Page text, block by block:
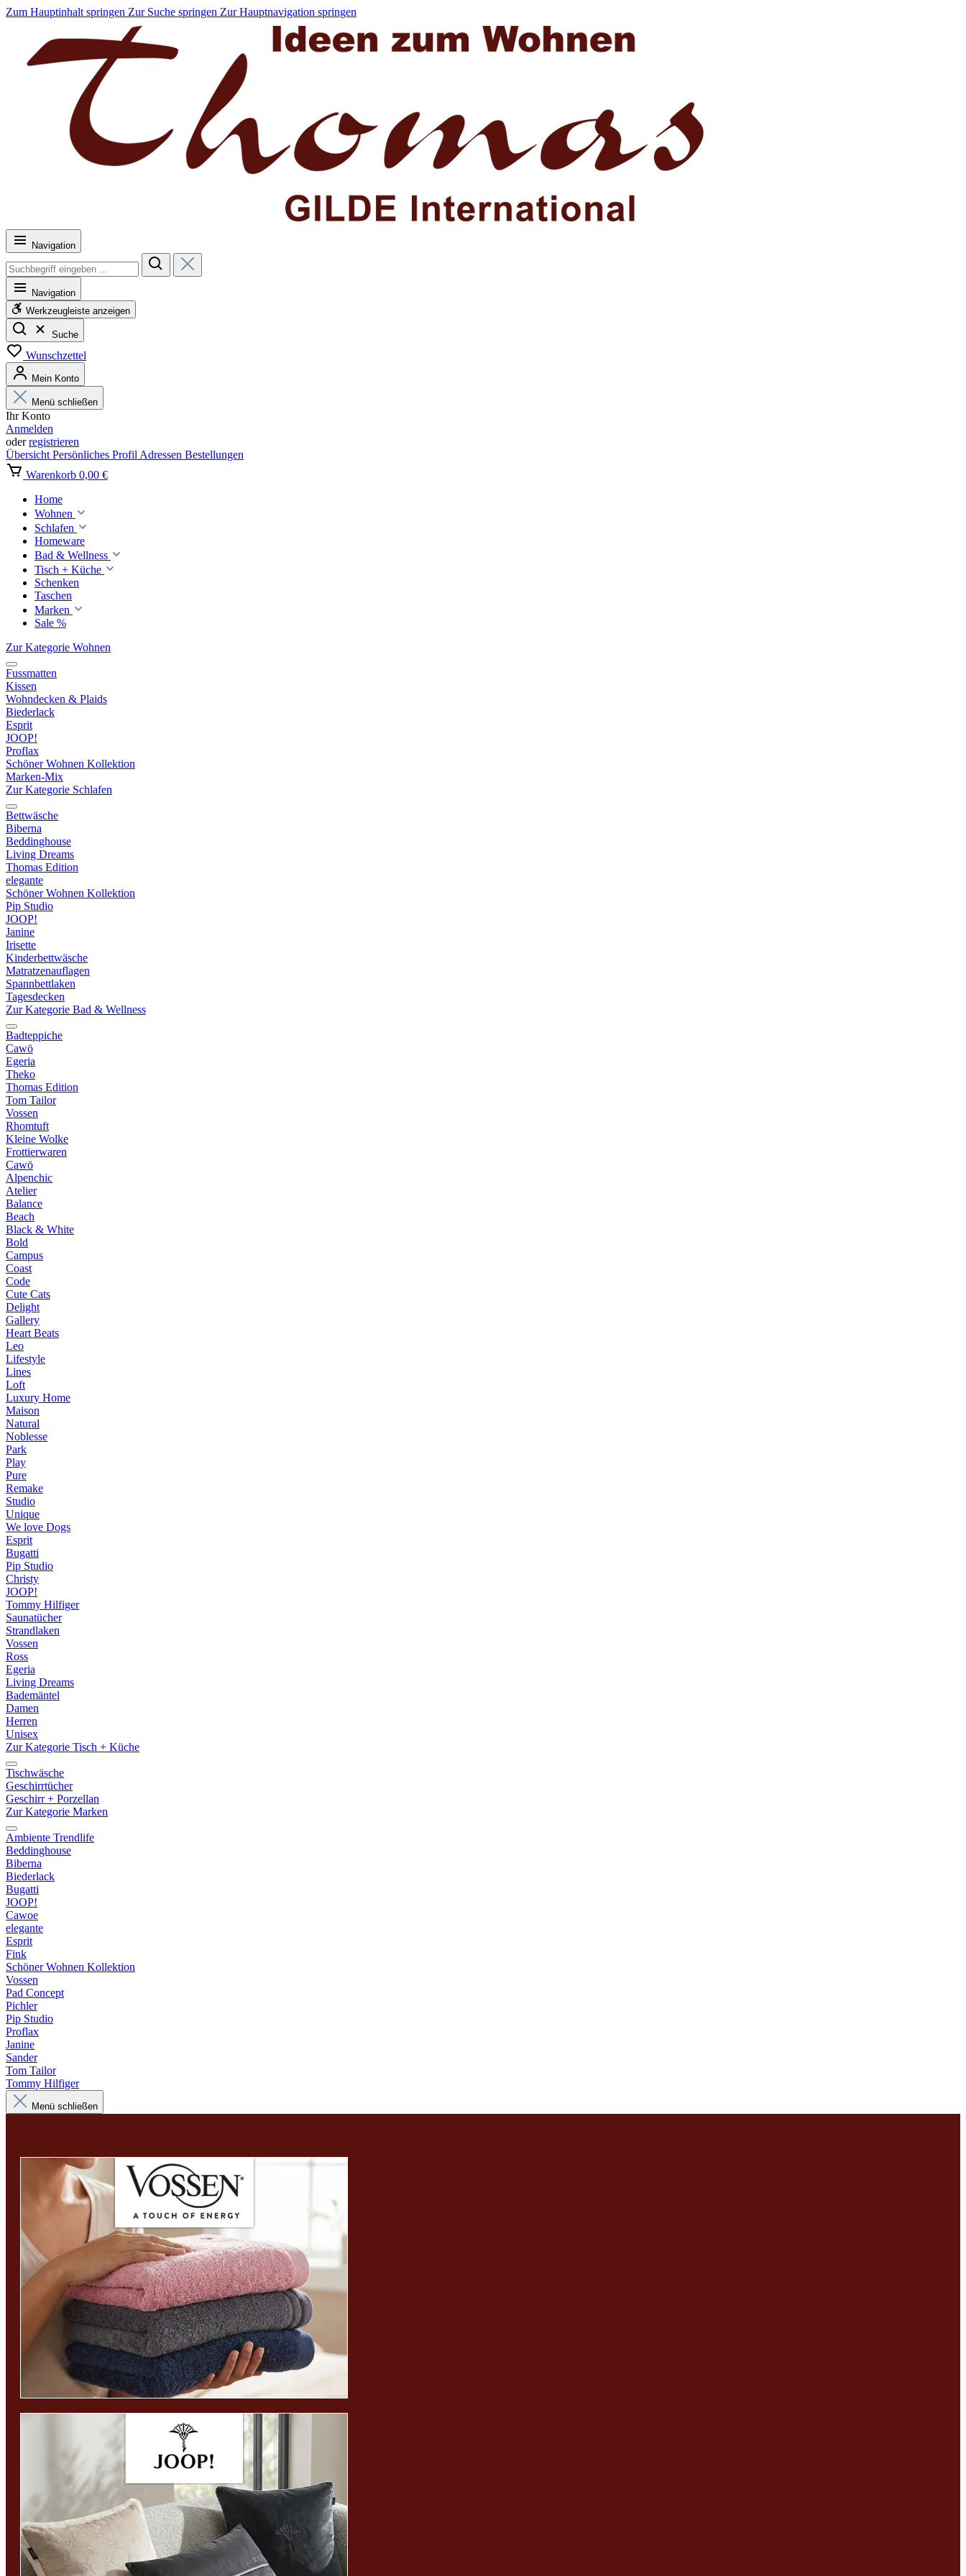
Zum Hauptinhalt springen Zur Suche springen Zur Hauptnavigation springen
Navigation
Navigation
Werkzeugleiste anzeigen
Suche
Wunschzettel
Mein Konto
Menü schließen
Ihr Konto
Anmelden
oderregistrieren
Übersicht Persönliches Profil Adressen Bestellungen
Warenkorb 0,00 €
Home
Wohnen
Schlafen
Homeware
Bad & Wellness
Tisch + Küche
Schenken
Taschen
Marken
Sale %
Zur Kategorie Wohnen
Fussmatten
Kissen
Wohndecken & Plaids
Biederlack
Esprit
JOOP!
Proflax
Schöner Wohnen Kollektion
Marken-Mix
Zur Kategorie Schlafen
Bettwäsche
Biberna
Beddinghouse
Living Dreams
Thomas Edition
elegante
Schöner Wohnen Kollektion
Pip Studio
JOOP!
Janine
Irisette
Kinderbettwäsche
Matratzenauflagen
Spannbettlaken
Tagesdecken
Zur Kategorie Bad & Wellness
Badteppiche
Cawö
Egeria
Theko
Thomas Edition
Tom Tailor
Vossen
Rhomtuft
Kleine Wolke
Frottierwaren
Cawö
Alpenchic
Atelier
Balance
Beach
Black & White
Bold
Campus
Coast
Code
Cute Cats
Delight
Gallery
Heart Beats
Leo
Lifestyle
Lines
Loft
Luxury Home
Maison
Natural
Noblesse
Park
Play
Pure
Remake
Studio
Unique
We love Dogs
Esprit
Bugatti
Pip Studio
Christy
JOOP!
Tommy Hilfiger
Saunatücher
Strandlaken
Vossen
Ross
Egeria
Living Dreams
Bademäntel
Damen
Herren
Unisex
Zur Kategorie Tisch + Küche
Tischwäsche
Geschirrtücher
Geschirr + Porzellan
Zur Kategorie Marken
Ambiente Trendlife
Beddinghouse
Biberna
Biederlack
Bugatti
JOOP!
Cawoe
elegante
Esprit
Fink
Schöner Wohnen Kollektion
Vossen
Pad Concept
Pichler
Pip Studio
Proflax
Janine
Sander
Tom Tailor
Tommy Hilfiger
Menü schließen